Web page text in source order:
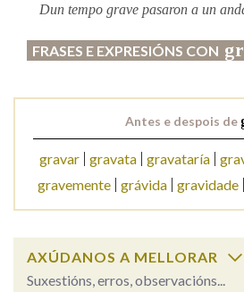
Dun tempo grave pasaron a un
FRASES E EXPRESIÓNS CON
Antes e despois de
gravar gravata gravataría
gravemente
grávida gravidade
AXÚDANOS A MELLORAR
Suxestións, erros, observacións...